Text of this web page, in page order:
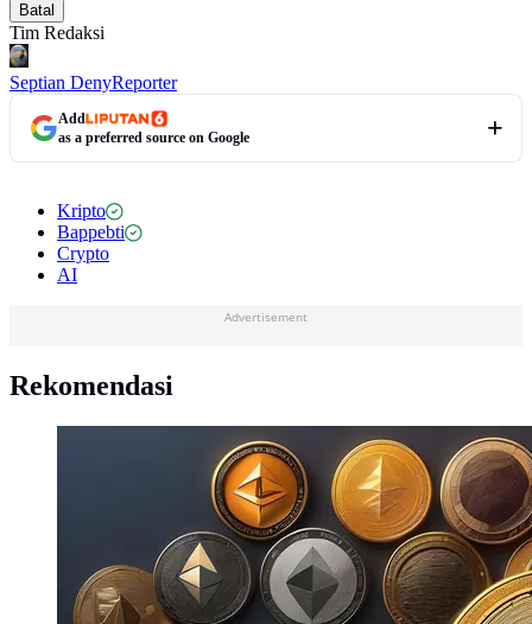
Batal
Tim Redaksi
Septian DenyReporter
Add
as a preferred source on Google
Kripto
Bappebti
Crypto
AI
Advertisement
Rekomendasi